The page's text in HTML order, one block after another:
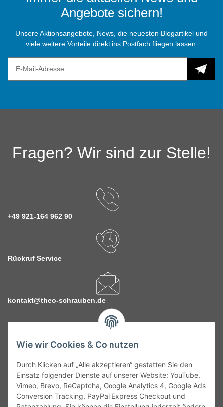
Wie wir Cookies & Co nutzen
Durch Klicken auf „Alle akzeptieren“ gestatten Sie den
Einsatz folgender Dienste auf unserer Website: YouTube,
Vimeo, Brevo, ReCaptcha, Google Analytics 4, Google Ads
Conversion Tracking, PayPal Express Checkout und
Angebote sichern!
Unsere Aktionsangebote, News, die neuesten Blogartikel und
viele weitere Vorteile direkt ins Postfach fliegen lassen.
Fragen? Wir sind zur Stelle!
+49 921-164 962 90
Rückruf Service
kontakt@theo-schrauben.de
Service
Gesetzliche Informationen